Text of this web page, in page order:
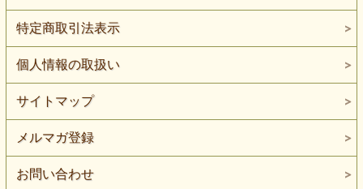
特定商取引法表示
個人情報の取扱い
サイトマップ
メルマガ登録
お問い合わせ